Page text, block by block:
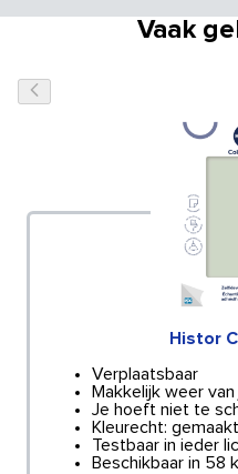
Vaak
Histor
Verplaatsbaar
Makkelijk weer
Je hoeft niet te
Kleurecht:
Testbaar in ieder
Beschikbaar in 58